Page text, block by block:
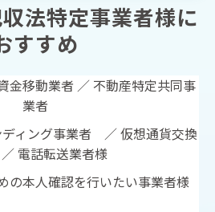
法特定事業者様に
すすめ
金移動業者 ／ 不動産特定共同事
業者
ィング事業者 ／ 仮想通貨交換
電話転送業者様
の本人確認を行いたい事業者様